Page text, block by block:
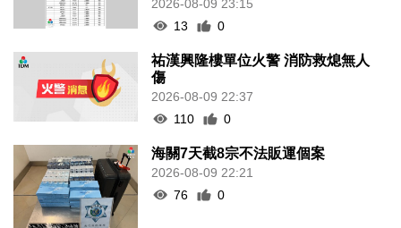
2026-08-09 23:15
13
0
祐漢興隆樓單位火警 消防救熄無人
傷
2026-08-09 22:37
110
0
海關7天截8宗不法販運個案
2026-08-09 22:21
76
0